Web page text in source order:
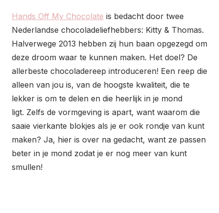
Hands Off My Chocolate is bedacht door twee
Nederlandse chocoladeliefhebbers: Kitty & Thomas.
Halverwege 2013 hebben zij hun baan opgezegd om
deze droom waar te kunnen maken. Het doel? De
allerbeste chocoladereep introduceren! Een reep die
alleen van jou is, van de hoogste kwaliteit, die te
lekker is om te delen en die heerlijk in je mond
ligt. Zelfs de vormgeving is apart, want waarom die
saaie vierkante blokjes als je er ook rondje van kunt
maken? Ja, hier is over na gedacht, want ze passen
beter in je mond zodat je er nog meer van kunt
smullen!